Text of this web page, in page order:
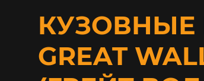
КУЗОВНЫЕ
GREAT